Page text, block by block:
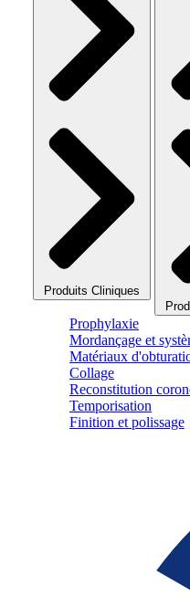
Produits Cliniques
Prophylaxie
Mordançage et
Matériaux
Collage
Reconstitution
Temporisation
Finition et polissage